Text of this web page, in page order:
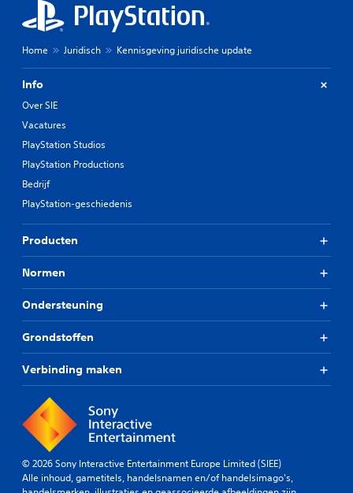
Home Juridisch Kennisgeving juridische update
Info
Over SIE
Vacatures
PlayStation Studios
PlayStation Productions
Bedrijf
PlayStation-geschiedenis
Producten
Normen
Ondersteuning
Grondstoffen
Verbinding maken
© 2026 Sony Interactive Entertainment Europe Limited (SIEE)
Alle inhoud, gametitels, handelsnamen en/of handelsimago's,